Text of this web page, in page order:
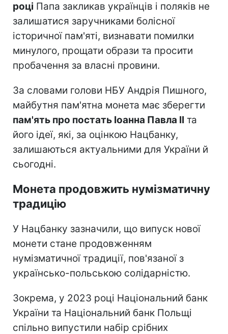
році Папа закликав українців і поляків не
залишатися заручниками болісної
історичної пам'яті, визнавати помилки
минулого, прощати образи та просити
пробачення за власні провини.
За словами голови НБУ Андрія Пишного,
майбутня пам'ятна монета має зберегти
пам'ять про постать Іоанна Павла II та
його ідеї, які, за оцінкою Нацбанку,
залишаються актуальними для України й
сьогодні.
Монета продовжить нумізматичну
традицію
У Нацбанку зазначили, що випуск нової
монети стане продовженням
нумізматичної традиції, пов'язаної з
українсько-польською солідарністю.
Зокрема, у 2023 році Національний банк
України та Національний банк Польщі
спільно випустили набір срібних